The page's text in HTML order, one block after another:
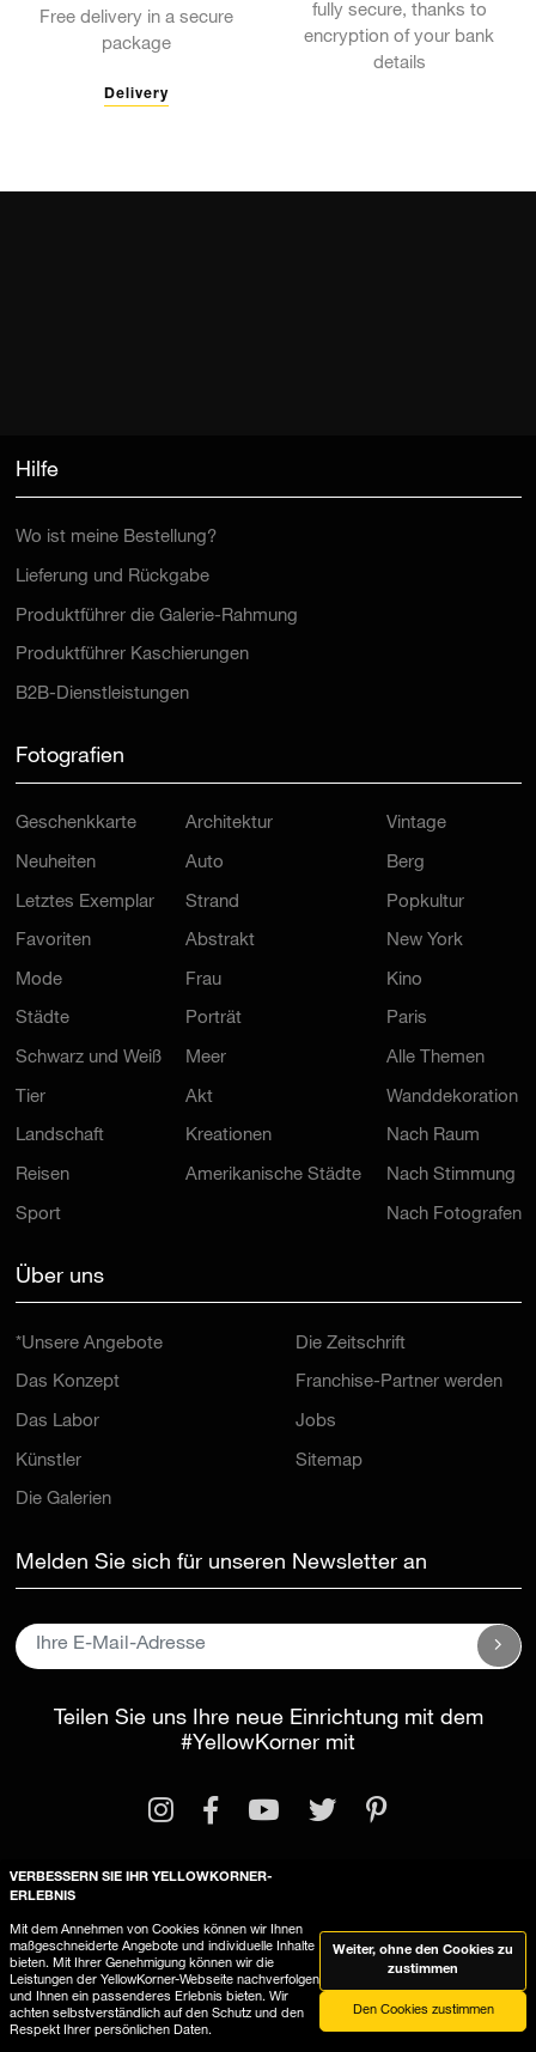
Free delivery in a secure
package
Delivery
fully secure, thanks to
encryption of your bank
details
Hilfe
Wo ist meine Bestellung?
Lieferung und Rückgabe
Produktführer die Galerie-Rahmung
Produktführer Kaschierungen
B2B-Dienstleistungen
Fotografien
Geschenkkarte
Neuheiten
Letztes Exemplar
Favoriten
Mode
Städte
Schwarz und Weiß
Tier
Landschaft
Reisen
Sport
Architektur
Auto
Strand
Abstrakt
Frau
Porträt
Meer
Akt
Kreationen
Amerikanische Städte
Vintage
Berg
Popkultur
New York
Kino
Paris
Alle Themen
Wanddekoration
Nach Raum
Nach Stimmung
Nach Fotografen
Über uns
*Unsere Angebote
Das Konzept
Das Labor
Künstler
Die Galerien
Die Zeitschrift
Franchise-Partner werden
Jobs
Sitemap
Melden Sie sich für unseren Newsletter an
Teilen Sie uns Ihre neue Einrichtung mit dem
#YellowKorner mit
Rechtliche Informationen
Allgemeine Geschäftsbedingungen
YellowKorner verwendet Cookies
VERBESSERN SIE IHR YELLOWKORNER-
ERLEBNIS
Mit dem Annehmen von Cookies können wir Ihnen
maßgeschneiderte Angebote und individuelle Inhalte
bieten. Mit Ihrer Genehmigung können wir die
Leistungen der YellowKorner-Webseite nachverfolgen
und Ihnen ein passenderes Erlebnis bieten. Wir
achten selbstverständlich auf den Schutz und den
Respekt Ihrer persönlichen Daten.
Weiter, ohne den Cookies zu
zustimmen
Den Cookies zustimmen